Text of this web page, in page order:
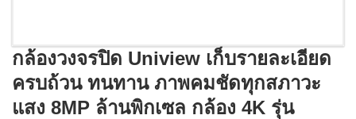
กล้องวงจรปิด Uniview เก็บรายละเอียด
ครบถ้วน ทนทาน ภาพคมชัดทุกสภาวะ
แสง 8MP ล้านพิกเซล กล้อง 4K รุ่น